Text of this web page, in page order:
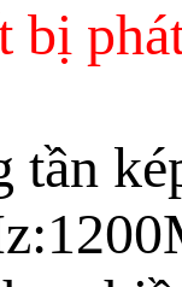
bị
tần